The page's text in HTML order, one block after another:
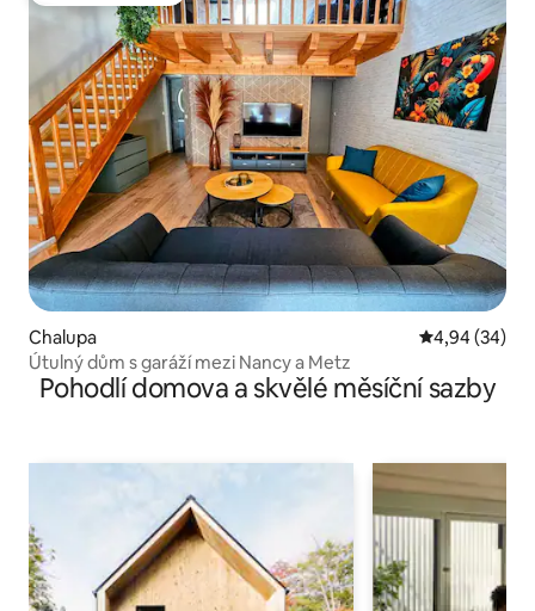
Chalupa Průměrné
4,94 (34)
Útulný dům s garáží mezi Nancy a Metz
Pohodlí domova a skvělé měsíční sazby